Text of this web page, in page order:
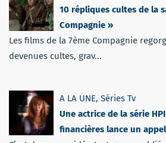
10 répliques cultes de la
Compagnie »
Les films de la 7ème Compagnie
devenues cultes, grav...
A LA UNE, Séries Tv
Une actrice de la série
financières lance un